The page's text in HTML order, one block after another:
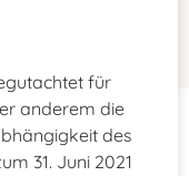
für
anderem die
des
31. Juni 2021